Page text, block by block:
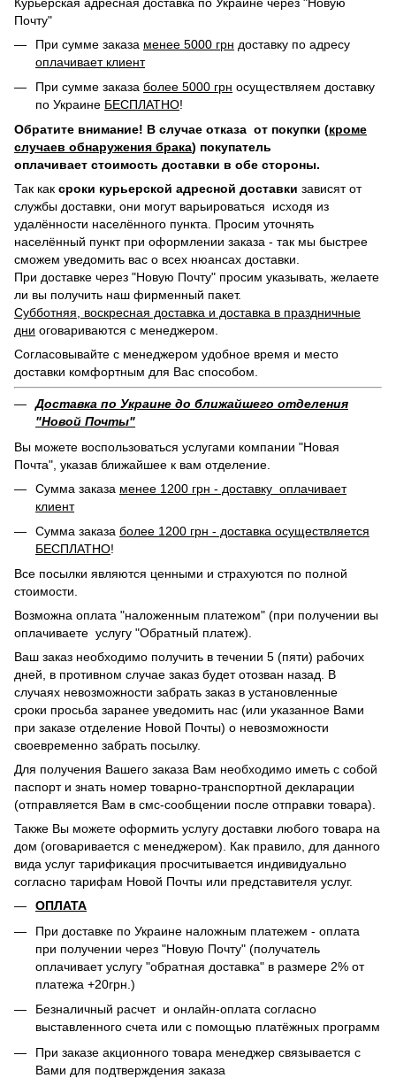
Почту"
При сумме заказа менее 5000 грн доставку по адресу
оплачивает клиент
При сумме заказа более 5000 грн осуществляем доставку
по Украине БЕСПЛАТНО!
Обратите внимание! В случае отказа от покупки (кроме
случаев обнаружения брака) покупатель
оплачивает стоимость доставки в обе стороны.
Так как сроки курьерской адресной доставки зависят от
службы доставки, они могут варьироваться исходя из
удалённости населённого пункта. Просим уточнять
населённый пункт при оформлении заказа - так мы быстрее
сможем уведомить вас о всех нюансах доставки.
При доставке через "Новую Почту" просим указывать, желаете
ли вы получить наш фирменный пакет.
Субботняя, воскресная доставка и доставка в праздничные
дни оговариваются с менеджером.
Согласовывайте с менеджером удобное время и место
доставки комфортным для Вас способом.
Доставка по Украине до ближайшего отделения
"Новой Почты"
Вы можете воспользоваться услугами компании "Новая
Почта", указав ближайшее к вам отделение.
Сумма заказа менее 1200 грн - доставку оплачивает
клиент
Сумма заказа более 1200 грн - доставка осуществляется
БЕСПЛАТНО!
Все посылки являются ценными и страхуются по полной
стоимости.
Возможна оплата "наложенным платежом" (при получении вы
оплачиваете услугу "Обратный платеж).
Ваш заказ необходимо получить в течении 5 (пяти) рабочих
дней, в противном случае заказ будет отозван назад. В
случаях невозможности забрать заказ в установленные
сроки просьба заранее уведомить нас (или указанное Вами
при заказе отделение Новой Почты) о невозможности
своевременно забрать посылку.
Для получения Вашего заказа Вам необходимо иметь с собой
паспорт и знать номер товарно-транспортной декларации
(отправляется Вам в смс-сообщении после отправки товара).
Также Вы можете оформить услугу доставки любого товара на
дом (оговаривается с менеджером). Как правило, для данного
вида услуг тарификация просчитывается индивидуально
согласно тарифам Новой Почты или представителя услуг.
ОПЛАТА
При доставке по Украине наложным платежем - оплата
при получении через "Новую Почту" (получатель
оплачивает услугу "обратная доставка" в размере 2% от
платежа +20грн.)
Безналичный расчет и онлайн-оплата согласно
выставленного счета или с помощью платёжных программ
При заказе акционного товара менеджер связывается с
Вами для подтверждения заказа